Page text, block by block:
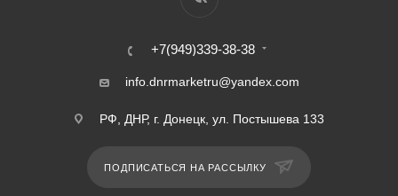
+7(949)339-38-38
info.dnrmarketru@yandex.com
РФ, ДНР, г. Донецк, ул. Постышева 133
ПОДПИСАТЬСЯ НА РАССЫЛКУ